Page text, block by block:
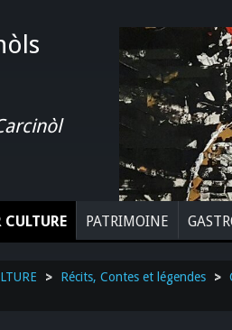
CULTURE PATRIMOINE
> Récits, Contes et légendes >